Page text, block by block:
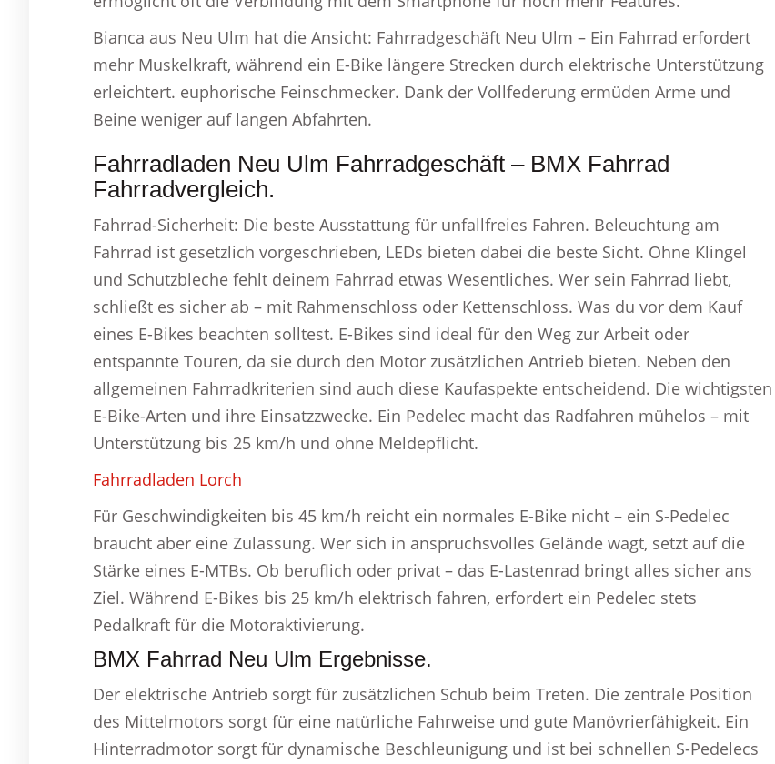
Bianca aus Neu Ulm hat die Ansicht: Fahrradgeschäft Neu Ulm – Ein Fahrrad erfordert
mehr Muskelkraft, während ein E-Bike längere Strecken durch elektrische Unterstützung
erleichtert. euphorische Feinschmecker. Dank der Vollfederung ermüden Arme und
Beine weniger auf langen Abfahrten.
Fahrradladen Neu Ulm Fahrradgeschäft – BMX Fahrrad
Fahrradvergleich.
Fahrrad-Sicherheit: Die beste Ausstattung für unfallfreies Fahren. Beleuchtung am
Fahrrad ist gesetzlich vorgeschrieben, LEDs bieten dabei die beste Sicht. Ohne Klingel
und Schutzbleche fehlt deinem Fahrrad etwas Wesentliches. Wer sein Fahrrad liebt,
schließt es sicher ab – mit Rahmenschloss oder Kettenschloss. Was du vor dem Kauf
eines E-Bikes beachten solltest. E-Bikes sind ideal für den Weg zur Arbeit oder
entspannte Touren, da sie durch den Motor zusätzlichen Antrieb bieten. Neben den
allgemeinen Fahrradkriterien sind auch diese Kaufaspekte entscheidend. Die wichtigsten
E-Bike-Arten und ihre Einsatzzwecke. Ein Pedelec macht das Radfahren mühelos – mit
Unterstützung bis 25 km/h und ohne Meldepflicht.
Fahrradladen Lorch
Für Geschwindigkeiten bis 45 km/h reicht ein normales E-Bike nicht – ein S-Pedelec
braucht aber eine Zulassung. Wer sich in anspruchsvolles Gelände wagt, setzt auf die
Stärke eines E-MTBs. Ob beruflich oder privat – das E-Lastenrad bringt alles sicher ans
Ziel. Während E-Bikes bis 25 km/h elektrisch fahren, erfordert ein Pedelec stets
Pedalkraft für die Motoraktivierung.
BMX Fahrrad Neu Ulm Ergebnisse.
Der elektrische Antrieb sorgt für zusätzlichen Schub beim Treten. Die zentrale Position
des Mittelmotors sorgt für eine natürliche Fahrweise und gute Manövrierfähigkeit. Ein
Hinterradmotor sorgt für dynamische Beschleunigung und ist bei schnellen S-Pedelecs